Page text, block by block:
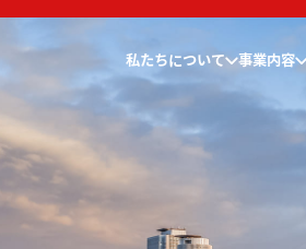
私たちについて 事業内容